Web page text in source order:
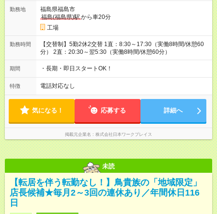
勤務地
福島県福島市
福島(福島県)駅から車20分
工場
勤務時間
【交替制】5勤2休2交替 1直：8:30～17:30（実働8時間/休憩60
分） 2直：20:30～翌5:30（実働8時間/休憩60分）
期間 ・長期・即日スタートOK！
特徴 電話対応なし
気になる！ 応募する 詳細へ
掲載元企業名 株式会社日本ワークプレイス
未読
【転居を伴う転勤なし！】鳥貴族の「地域限定」
店長候補★毎月2～3回の連休あり／年間休日116
日